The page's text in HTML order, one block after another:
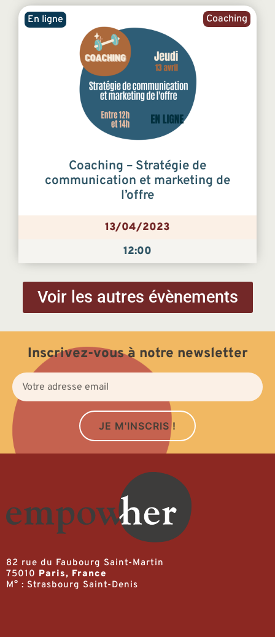
Coaching
En ligne
Coaching – Stratégie de
communication et marketing de
l’offre
13/04/2023
12:00
Voir les autres évènements
Inscrivez-vous à notre newsletter
JE M'INSCRIS !
82 rue du Faubourg Saint-Martin
75010 Paris, France
M° : Strasbourg Saint-Denis